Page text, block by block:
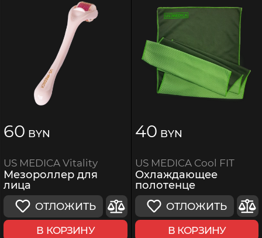
60 BYN
US MEDICA Vitality
Мезороллер для
лица
ОТЛОЖИТЬ
В КОРЗИНУ
40 BYN
US MEDICA Cool FIT
Охлаждающее
полотенце
ОТЛОЖИТЬ
В КОРЗИНУ